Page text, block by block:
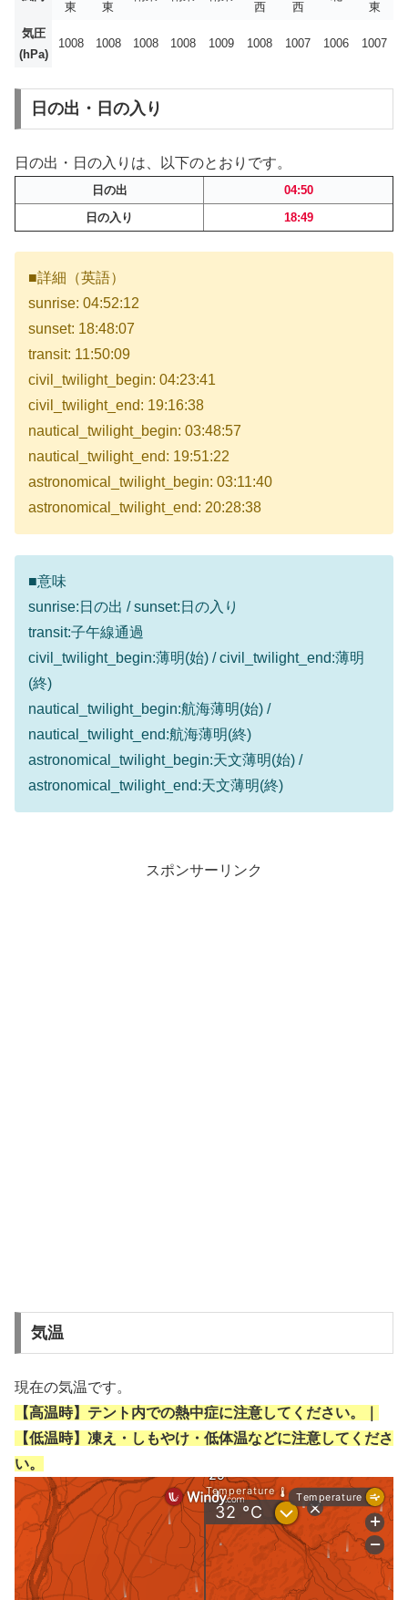
東
東
西
西
東
気圧
(hPa)
1008 1008 1008 1008 1009 1008 1007 1006 1007
日の出・日の入り
日の出・日の入りは、以下のとおりです。
日の出
04:50
日の入り
18:49
■詳細（英語）
sunrise: 04:52:12
sunset: 18:48:07
transit: 11:50:09
civil_twilight_begin: 04:23:41
civil_twilight_end: 19:16:38
nautical_twilight_begin: 03:48:57
nautical_twilight_end: 19:51:22
astronomical_twilight_begin: 03:11:40
astronomical_twilight_end: 20:28:38
■意味
sunrise:日の出 / sunset:日の入り
transit:子午線通過
civil_twilight_begin:薄明(始) / civil_twilight_end:薄明
(終)
nautical_twilight_begin:航海薄明(始) /
nautical_twilight_end:航海薄明(終)
astronomical_twilight_begin:天文薄明(始) /
astronomical_twilight_end:天文薄明(終)
スポンサーリンク
気温
現在の気温です。
【高温時】テント内での熱中症に注意してください。｜
【低温時】凍え・しもやけ・低体温などに注意してくださ
い。